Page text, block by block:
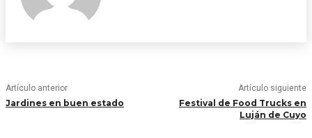
Artículo anterior
Jardines en buen estado
Artículo siguiente
Festival de Food Trucks en
Luján de Cuyo